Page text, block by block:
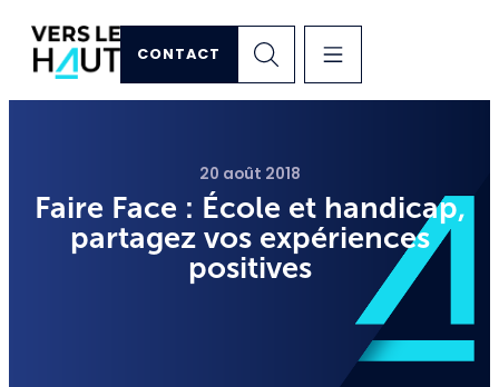
CONTACT
20 août 2018
Faire Face : École et handicap,
partagez vos expériences
positives